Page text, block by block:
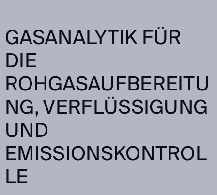
GASANALYTIK FÜR
DIE
ROHGASAUFBEREITU
NG, VERFLÜSSIGUNG
UND
EMISSIONSKONTROL
LE